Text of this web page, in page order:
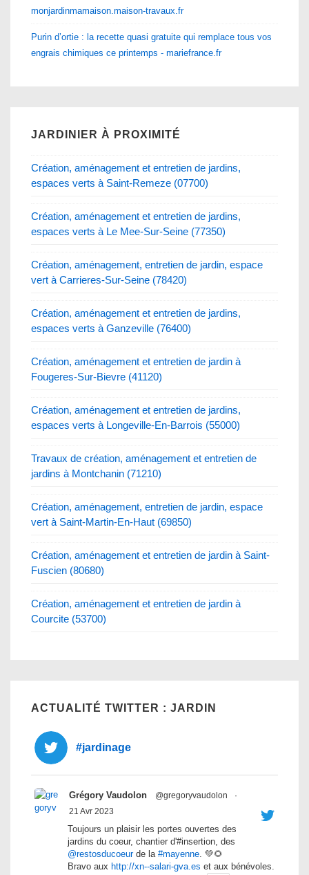
monjardinmamaison.maison-travaux.fr
Purin d’ortie : la recette quasi gratuite qui remplace tous vos
engrais chimiques ce printemps - mariefrance.fr
JARDINIER À PROXIMITÉ
Création, aménagement et entretien de jardins,
espaces verts à Saint-Remeze (07700)
Création, aménagement et entretien de jardins,
espaces verts à Le Mee-Sur-Seine (77350)
Création, aménagement, entretien de jardin, espace
vert à Carrieres-Sur-Seine (78420)
Création, aménagement et entretien de jardins,
espaces verts à Ganzeville (76400)
Création, aménagement et entretien de jardin à
Fougeres-Sur-Bievre (41120)
Création, aménagement et entretien de jardins,
espaces verts à Longeville-En-Barrois (55000)
Travaux de création, aménagement et entretien de
jardins à Montchanin (71210)
Création, aménagement, entretien de jardin, espace
vert à Saint-Martin-En-Haut (69850)
Création, aménagement et entretien de jardin à Saint-
Fuscien (80680)
Création, aménagement et entretien de jardin à
Courcite (53700)
ACTUALITÉ TWITTER : JARDIN
#jardinage
Grégory Vaudolon @gregoryvaudolon
·
21 Avr 2023
Toujours un plaisir les portes ouvertes des
jardins du coeur, chantier d'#insertion, des
@restosducoeurde la #mayenne. 💚🌻
Bravo aux http://xn--salari-gva.es et aux bénévoles.